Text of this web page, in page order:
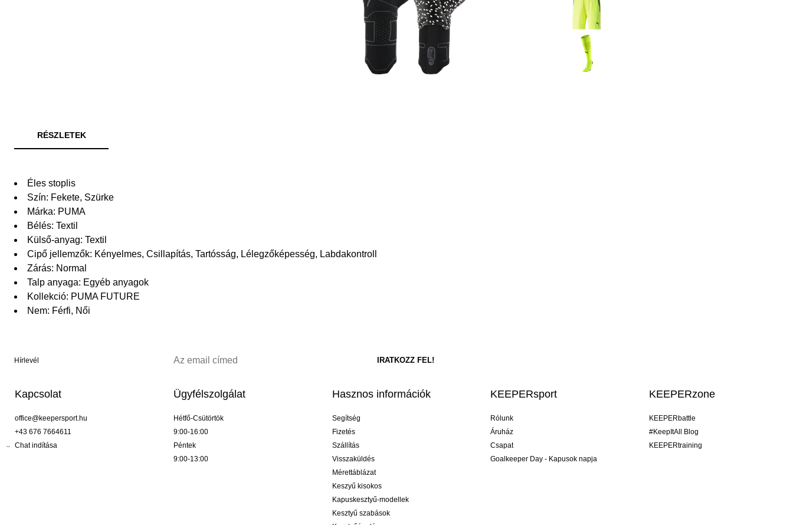
RÉSZLETEK
Éles stoplis
Szín: Fekete, Szürke
Márka: PUMA
Bélés: Textil
Külső-anyag: Textil
Cipő jellemzők: Kényelmes, Csillapítás, Tartósság, Lélegzőképesség, Labdakontroll
Zárás: Normal
Talp anyaga: Egyéb anyagok
Kollekció: PUMA FUTURE
Nem: Férfi, Női
Hírlevél
Kapcsolat
office@keepersport.hu
+43 676 7664611
Chat indítása
Ügyfélszolgálat
Hétfő-Csütörtök
9:00-16:00
Péntek
9:00-13:00
Hasznos információk
Segítség
Fizetés
Szállítás
Visszaküldés
Mérettáblázat
Keszyű kisokos
Kapuskesztyű-modellek
Kesztyű szabások
KEEPERsport
Rólunk
Áruház
Csapat
Goalkeeper Day - Kapusok napja
KEEPERzone
KEEPERbattle
#KeepItAll Blog
KEEPERtraining